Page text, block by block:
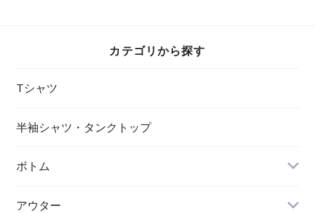
カテゴリから探す
Tシャツ
半袖シャツ・タンクトップ
ボトム
アウター